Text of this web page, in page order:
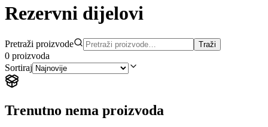
Rezervni dijelovi
Pretraži proizvode Traži
0 proizvoda
Sortiraj
Trenutno nema proizvoda